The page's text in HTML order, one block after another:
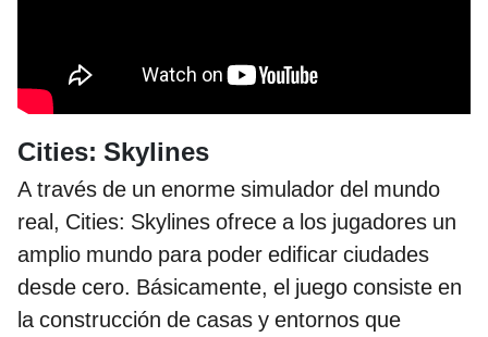
Cities: Skylines
A través de un enorme simulador del mundo
real, Cities: Skylines ofrece a los jugadores un
amplio mundo para poder edificar ciudades
desde cero. Básicamente, el juego consiste en
la construcción de casas y entornos que